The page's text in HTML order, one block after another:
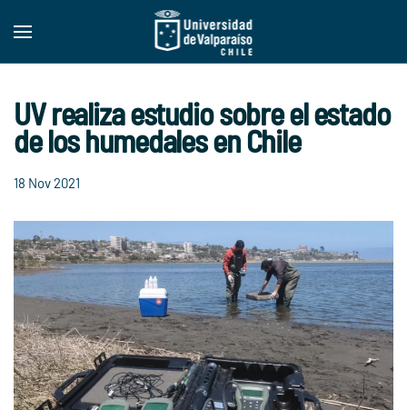
Skip to main content
UV realiza estudio sobre el estado
de los humedales en Chile
18 Nov 2021